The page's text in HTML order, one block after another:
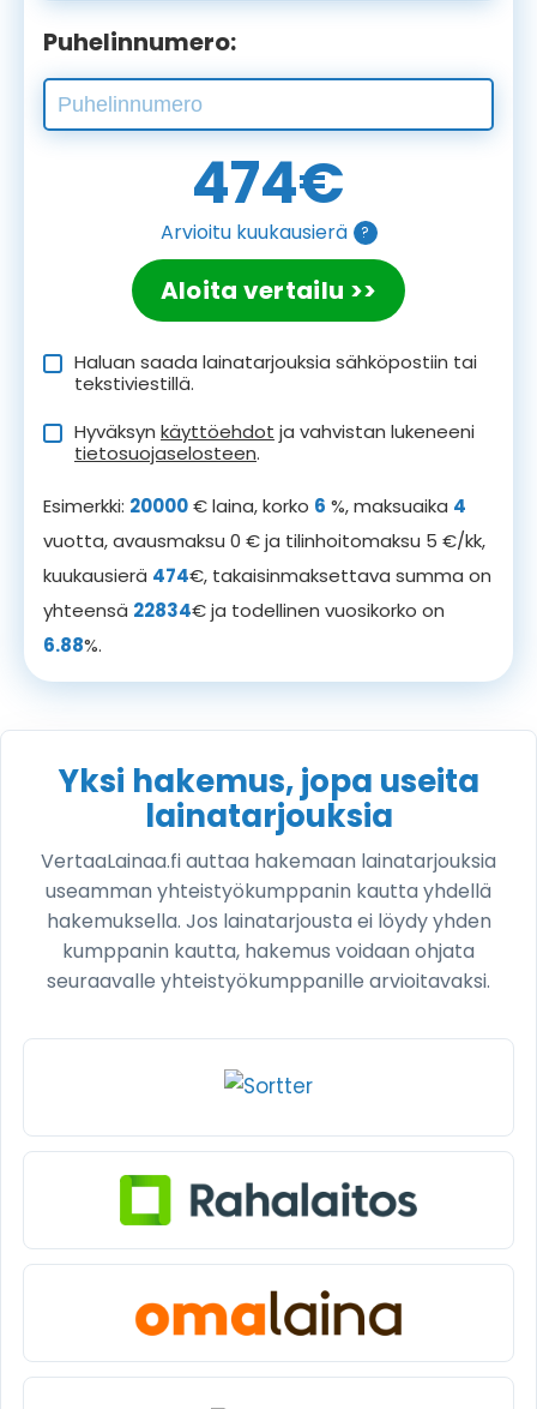
Puhelinnumero:
474€
Arvioitu kuukausierä ?
Aloita vertailu >>
Haluan saada lainatarjouksia sähköpostiin tai
tekstiviestillä.
Hyväksyn käyttöehdot ja vahvistan lukeneeni
tietosuojaselosteen.
Esimerkki: 20000€ laina, korko 6 %, maksuaika 4
vuotta, avausmaksu 0 € ja tilinhoitomaksu 5 €/kk,
kuukausierä 474€, takaisinmaksettava summa on
yhteensä 22834€ ja todellinen vuosikorko on
6.88%.
Yksi hakemus, jopa useita
lainatarjouksia
VertaaLainaa.fi auttaa hakemaan lainatarjouksia
useamman yhteistyökumppanin kautta yhdellä
hakemuksella. Jos lainatarjousta ei löydy yhden
kumppanin kautta, hakemus voidaan ohjata
seuraavalle yhteistyökumppanille arvioitavaksi.